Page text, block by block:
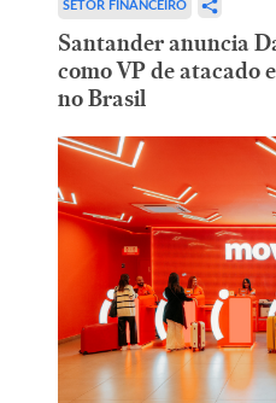
SETOR FINANCEIRO
Santander anuncia
como VP de atacado
no Brasil